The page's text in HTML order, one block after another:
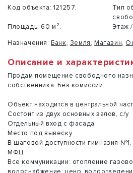
Код объекта: 121257. Тип
Площадь: 60 м². Этаж
Назначения: Банк, Земля, Магазин,
Описание и
Продам помещение свободного
собственника. Без комиссии.
Объект находится в центральной
Состоит из двух основных залов, с/у
Отдельный вход с фасада
Место под вывеску
В шаговой доступности гимназия
МФЦ
Все коммуникации: отопление
водоснабжение, ценр.